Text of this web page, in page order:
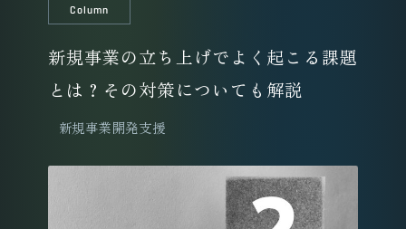
Column
新規事業の立ち上げでよく起こる課題
とは？その対策についても解説
新規事業開発支援